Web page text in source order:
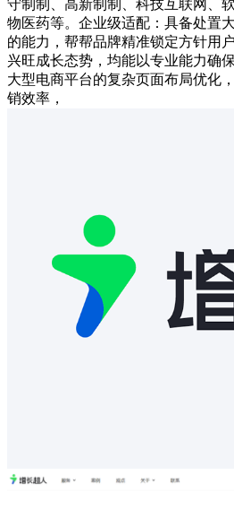
守制制、高新制制、科技互联网、
物医药等。企业级适配：具备处置
的能力，帮帮品牌精准锁定方针用
兴旺成长态势，均能以专业能力确
大型电商平台的复杂页面布局优化
销效率，